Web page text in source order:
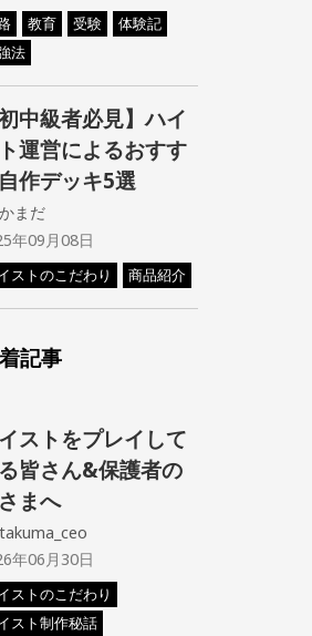
教育 受験
体験記
法
初中級者必見】ハイ
運営によるおすす
作デッキ5選
かまだ
年09月08日
ストのこだわり 商品紹介
記事
ストをプレイして
皆さん&保護者の
まへ
takuma_ceo
年06月30日
ストのこだわり
スト制作秘話